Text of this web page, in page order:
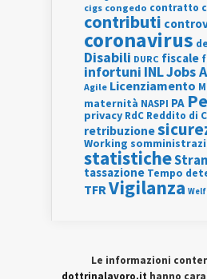
cigs congedo contratto
contributi
coronavirus
Disabili DURC fiscale
infortuni INLJobs
Agile Licenziamento
maternità NASPI PA
privacy RdC Reddito di
retribuzione
Working
statistiche
tassazione Tempo
TFRVigilanza
Le informazioni
dottrinalavoro.it hanno